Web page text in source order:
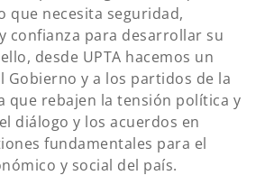
que necesita seguridad,
confianza para desarrollar su
desde UPTA hacemos un
Gobierno y a los partidos de la
que rebajen la tensión política y
diálogo y los acuerdos en
fundamentales para el
y social del país.